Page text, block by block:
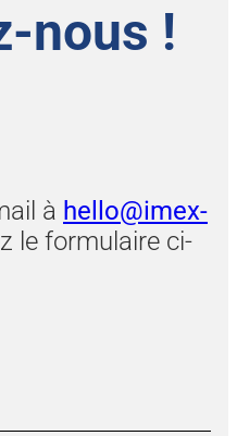
nous !
à hello@imex-
le formulaire ci-